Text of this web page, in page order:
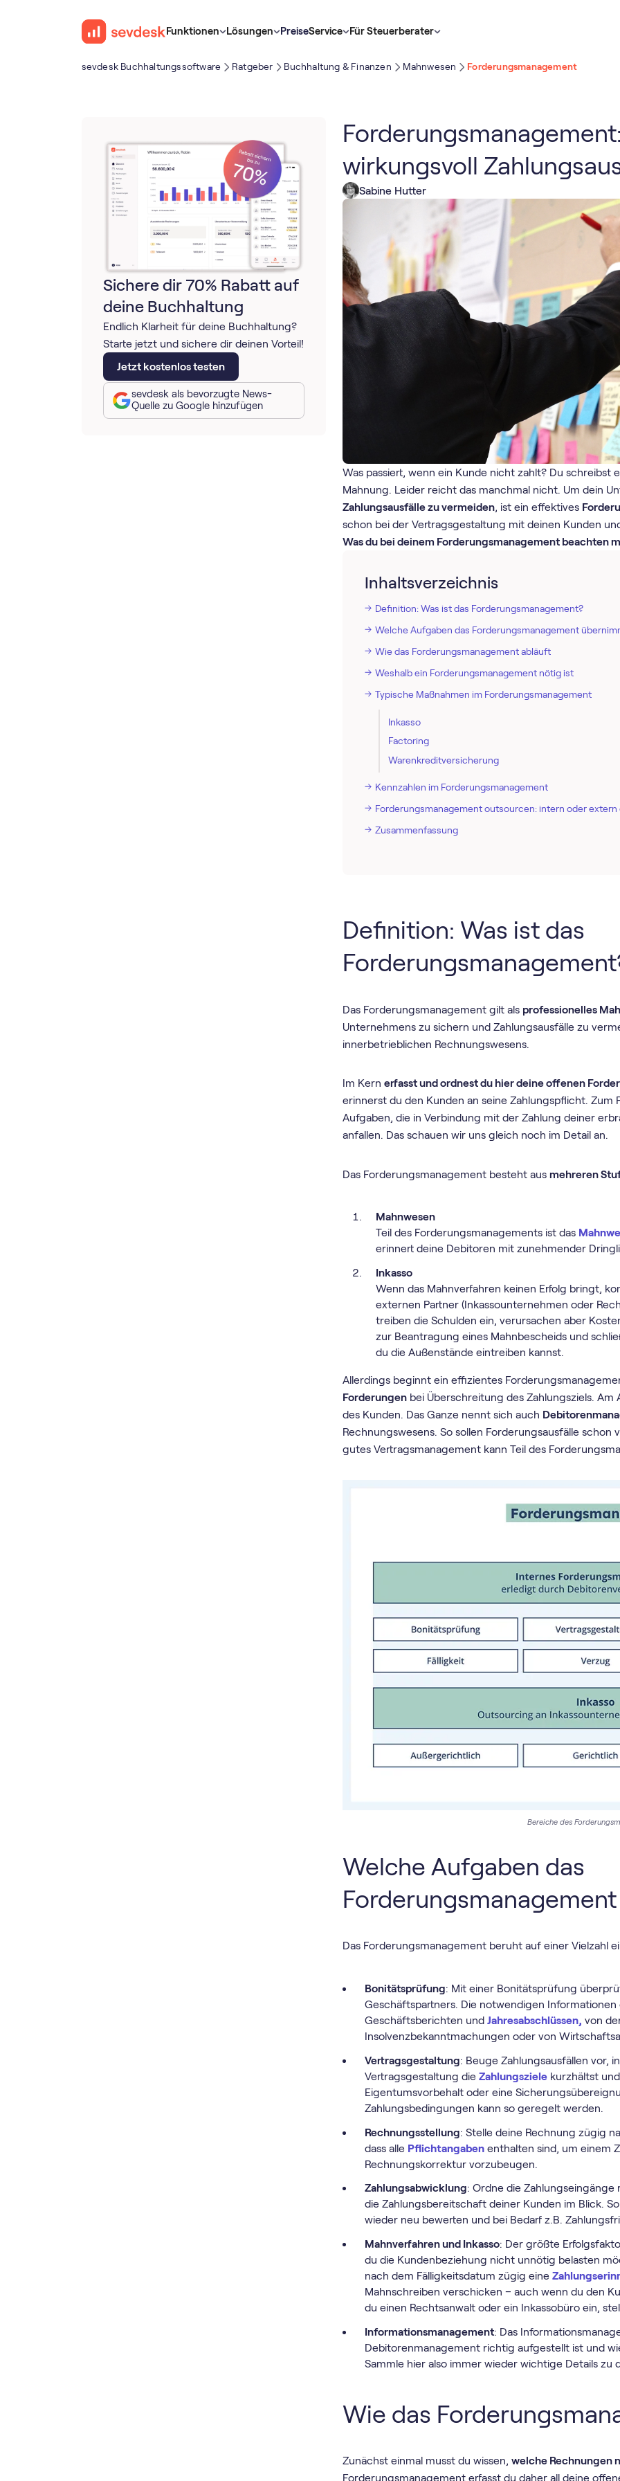
Funktionen Lösungen PreiseService Für Steuerberater
sevdesk Buch­haltungs­software Ratgeber Buchhaltung & Finanzen Mahnwesen Forderungsmanagement
Sichere dir 70% Rabatt auf
deine Buchhaltung
Endlich Klarheit für deine Buchhaltung?
Starte jetzt und sichere dir deinen Vorteil!
Jetzt kostenlos testen
sevdesk als bevorzugte News-
Quelle zu Google hinzufügen
wirkungsvoll
Sabine Hutter
Was passiert, wenn ein Kunde nicht zahlt? Du schreibst
Mahnung. Leider reicht das manchmal nicht. Um dein
Zahlungsausfälle zu vermeiden, ist ein effektives
schon bei der Vertragsgestaltung mit deinen Kunden
Was du bei deinem Forderungsmanagement beachten
Inhaltsverzeichnis
Definition: Was ist das Forderungsmanagement?
Welche Aufgaben das Forderungsmanagement
Wie das Forderungsmanagement abläuft
Weshalb ein Forderungsmanagement nötig ist
Typische Maßnahmen im Forderungsmanagement
Inkasso
Factoring
Warenkreditversicherung
Kennzahlen im Forderungsmanagement
Forderungsmanagement outsourcen: intern oder extern
Zusammenfassung
Definition: Was ist das
Das Forderungsmanagement gilt als professionelles
Unternehmens zu sichern und Zahlungsausfälle zu
innerbetrieblichen Rechnungswesens.
Im Kernerfasst und ordnest du hier deine offenen
erinnerst du den Kunden an seine Zahlungspflicht. Zum
Aufgaben, die in Verbindung mit der Zahlung deiner
anfallen. Das schauen wir uns gleich noch im Detail an.
Das Forderungsmanagement besteht ausmehreren
Mahnwesen
Teil des Forderungsmanagements ist das
erinnert deine Debitoren mit zunehmender
Inkasso
Wenn das Mahnverfahren keinen Erfolg bringt,
externen Partner (Inkassounternehmen oder
treiben die Schulden ein, verursachen aber
zur Beantragung eines Mahnbescheids und
du die Außenstände eintreiben kannst.
Allerdings beginnt ein effizientes
Forderungen bei Überschreitung des Zahlungsziels.
des Kunden. Das Ganze nennt sich auch
Rechnungswesens. So sollen Forderungsausfälle
gutes Vertragsmanagement kann Teil des
Bereiche des
Welche Aufgaben das
Das Forderungsmanagement beruht auf einer Vielzahl
Bonitätsprüfung: Mit einer Bonitätsprüfung
Geschäftspartners. Die notwendigen Informationen
Geschäftsberichten und Jahresabschlüssen, von
Insolvenzbekanntmachungen oder von
Vertragsgestaltung: Beuge Zahlungsausfällen vor,
Vertragsgestaltung die Zahlungszielekurzhältst
Eigentumsvorbehalt oder eine
Zahlungsbedingungen kann so geregelt werden.
Rechnungsstellung: Stelle deine Rechnung zügig
dass alle Pflichtangabenenthalten sind, um einem
Rechnungskorrektur vorzubeugen.
Zahlungsabwicklung: Ordne die
die Zahlungsbereitschaft deiner Kunden im Blick.
wieder neu bewerten und bei Bedarf z.B.
Mahnverfahren und Inkasso: Der größte
du die Kundenbeziehung nicht unnötig belasten
nach dem Fälligkeitsdatum zügig eine
Mahnschreiben verschicken – auch wenn du den
du einen Rechtsanwalt oder ein Inkassobüro ein,
Informationsmanagement: Das
Debitorenmanagement richtig aufgestellt ist und
Sammle hier also immer wieder wichtige Details zu
Wie das
Zunächst einmal musst du wissen,welche Rechnungen
Forderungsmanagement erfasst du daher all deine